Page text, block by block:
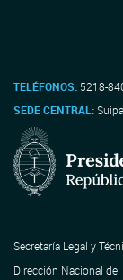
TELÉFONOS: 5218-
SEDE CENTRAL:
Secretaría Legal y
Dirección Nacional